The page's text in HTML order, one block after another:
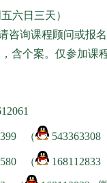
六日三天）
咨询课程顾问或报
含个案。仅参加课
（
（